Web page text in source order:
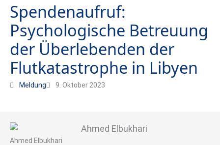
Spendenaufruf:
Psychologische Betreuung
der Überlebenden der
Flutkatastrophe in Libyen
Meldung 9. Oktober 2023
Ahmed Elbukhari